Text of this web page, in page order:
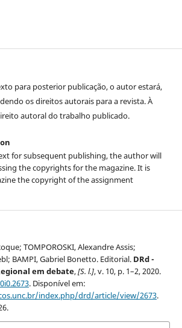
para posterior publicação, o autor estará,
os direitos autorais para a revista. À
autoral do trabalho publicado.
for subsequent publishing, the author will
the copyrights for the magazine. It is
the copyright of the assignment
TOMPOROSKI, Alexandre Assis;
BAMPI, Gabriel Bonetto. Editorial. DRd -
em debate,[S. l.], v. 10, p. 1–2, 2020.
. Disponível em:
index.php/drd/article/view/2673.